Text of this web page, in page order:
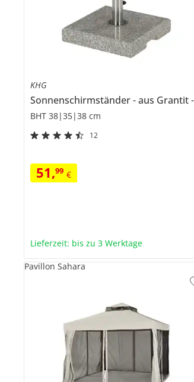
KHG
Sonnenschirmständer aus Grantit
BHT 38|35|38 cm
12
51,99 €
Lieferzeit: bis zu 3 Werktage
Pavillon Sahara